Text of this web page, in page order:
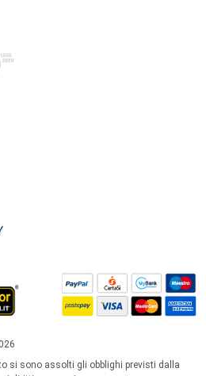
si sono assolti gli obblighi previsti dalla